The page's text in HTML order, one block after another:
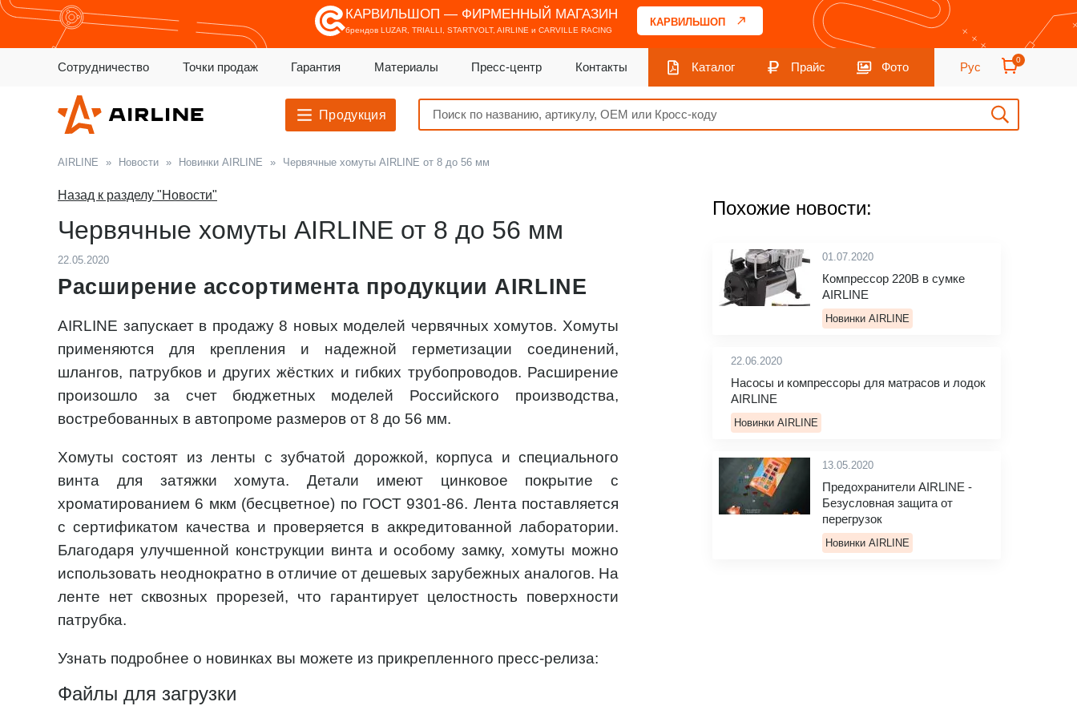
КАРВИЛЬШОП — ФИРМЕННЫЙ МАГАЗИН
брендов LUZAR, TRIALLI, STARTVOLT, AIRLINE и CARVILLE RACING
КАРВИЛЬШОП
Сотрудничество Точки продаж Гарантия Материалы Пресс-центр Контакты Каталог Прайс Фото Рус
0
Продукция
AIRLINE » Новости » Новинки AIRLINE » Червячные хомуты AIRLINE от 8 до 56 мм
Назад к разделу "Новости"
Червячные хомуты AIRLINE от 8 до 56 мм
22.05.2020
Расширение ассортимента продукции AIRLINE
AIRLINE запускает в продажу 8 новых моделей червячных хомутов. Хомуты
применяются для крепления и надежной герметизации соединений,
шлангов, патрубков и других жёстких и гибких трубопроводов. Расширение
произошло за счет бюджетных моделей Российского производства,
востребованных в автопроме размеров от 8 до 56 мм.
Хомуты состоят из ленты с зубчатой дорожкой, корпуса и специального
винта для затяжки хомута. Детали имеют цинковое покрытие с
хроматированием 6 мкм (бесцветное) по ГОСТ 9301-86. Лента поставляется
с сертификатом качества и проверяется в аккредитованной лаборатории.
Благодаря улучшенной конструкции винта и особому замку, хомуты можно
использовать неоднократно в отличие от дешевых зарубежных аналогов. На
ленте нет сквозных прорезей, что гарантирует целостность поверхности
патрубка.
Узнать подробнее о новинках вы можете из прикрепленного пресс-релиза:
Файлы для загрузки
Похожие новости:
01.07.2020
Компрессор 220В в сумке
AIRLINE
Новинки AIRLINE
22.06.2020
Насосы и компрессоры для матрасов и лодок
AIRLINE
Новинки AIRLINE
13.05.2020
Предохранители AIRLINE -
Безусловная защита от
перегрузок
Новинки AIRLINE